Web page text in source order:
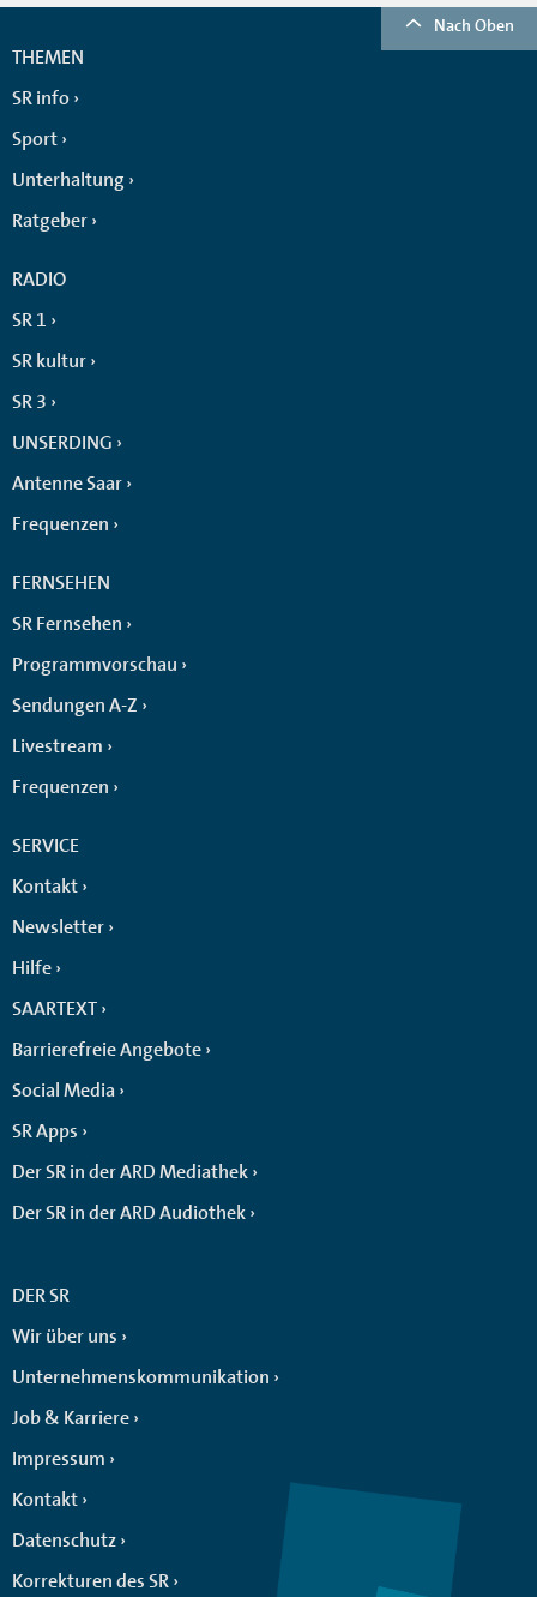
Nach Oben
THEMEN
SR info
Sport
Unterhaltung
Ratgeber
RADIO
SR 1
SR kultur
SR 3
UNSERDING
Antenne Saar
Frequenzen
FERNSEHEN
SR Fernsehen
Programmvorschau
Sendungen A-Z
Livestream
Frequenzen
SERVICE
Kontakt
Newsletter
Hilfe
SAARTEXT
Barrierefreie Angebote
Social Media
SR Apps
Der SR in der ARD Mediathek
Der SR in der ARD Audiothek
DER SR
Wir über uns
Unternehmenskommunikation
Job & Karriere
Impressum
Kontakt
Datenschutz
Korrekturen des SR